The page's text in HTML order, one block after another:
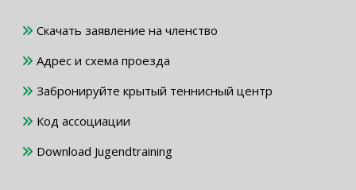
Скачать заявление на членство
Адрес и схема проезда
Забронируйте крытый теннисный центр
Код ассоциации
Download Jugendtraining